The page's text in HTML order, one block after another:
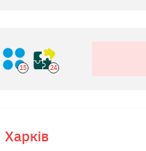
15 24
Харкiв